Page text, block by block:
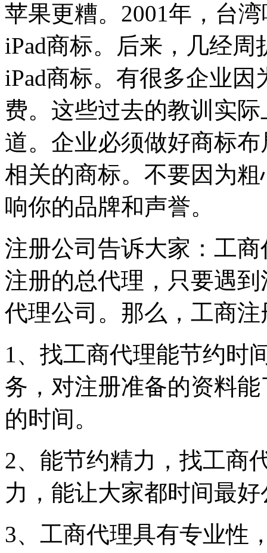
苹果更糟。2001年，台
iPad商标。后来，几经
iPad商标。有很多企业
费。这些过去的教训实
道。企业必须做好商标
相关的商标。不要因为
响你的品牌和声誉。
注册公司告诉大家：工
注册的总代理，只要遇
代理公司。那么，工商
1、找工商代理能节约时
务，对注册准备的资料
的时间。
2、能节约精力，找工商
力，能让大家都时间最
3、工商代理具有专业性